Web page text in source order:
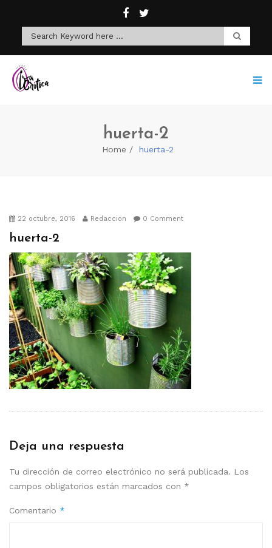
huerta-2
Home huerta-2
22 octubre, 2016 Redaccion 0 Comment
huerta-2
Deja una respuesta
Tu dirección de correo electrónico no será publicada. Los
campos obligatorios están marcados con *
Comentario *